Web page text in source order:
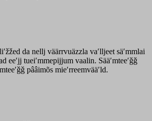
da nellj väärrvuäzzla vaʹlljeet säʹmmlai
eeʹjj tueiʹmmepijjum vaalin. Sääʹmteeʹǧǧ
pââimõs mieʹrreemvääʹld.